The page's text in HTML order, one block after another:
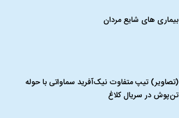
بیماری‌ های شایع مردان
(تصاویر) تیپ متفاوت نیک‌آفرید سماواتی با حوله
تن‌پوش در سریال کلاغ